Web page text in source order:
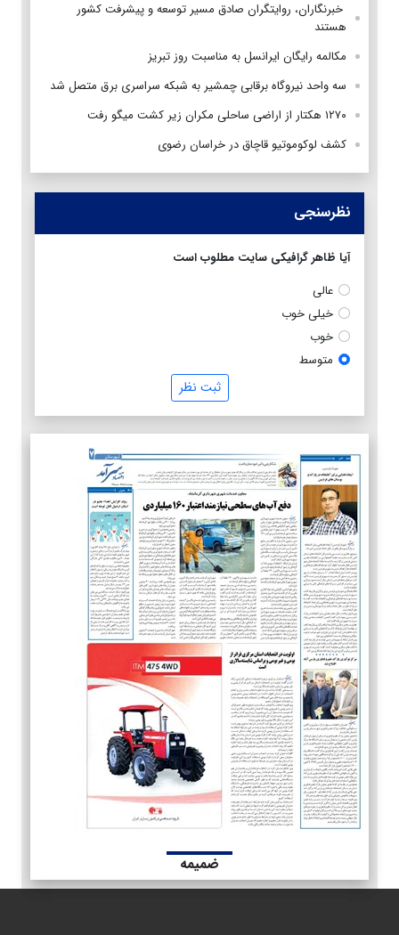
‌ خبرنگاران، روایتگران صادق مسیر توسعه و پیشرفت کشور
هستند
مکالمه رایگان ایرانسل به مناسبت روز تبریز
سه واحد نیروگاه برقابی چمشیر به شبکه سراسری برق متصل شد
۱۲۷۰ هکتار از اراضی ساحلی مکران زیر کشت میگو رفت
کشف لوکوموتیو قاچاق در خراسان رضوی
نظرسنجی
آیا ظاهر گرافیکی سایت مطلوب است
عالی
خیلی خوب
خوب
متوسط
ثبت نظر
ضمیمه